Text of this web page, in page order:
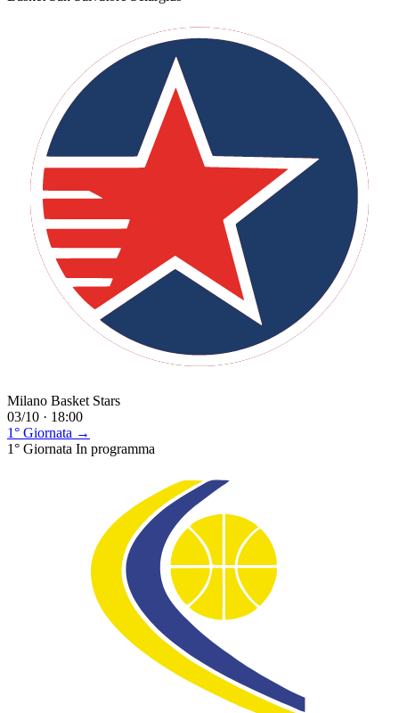
Milano Basket Stars
03/10 · 18:00
1° Giornata →
1° Giornata In programma